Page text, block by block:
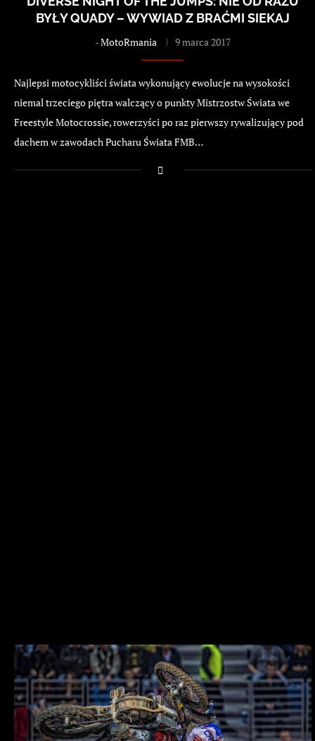
BYŁY QUADY – WYWIAD Z BRAĆMI SIEKAJ
-MotoRmania 9 marca 2017
Najlepsi motocykliści świata wykonujący ewolucje na wysokości
niemal trzeciego piętra walczący o punkty Mistrzostw Świata we
Freestyle Motocrossie, rowerzyści po raz pierwszy rywalizujący pod
dachem w zawodach Pucharu Świata FMB…